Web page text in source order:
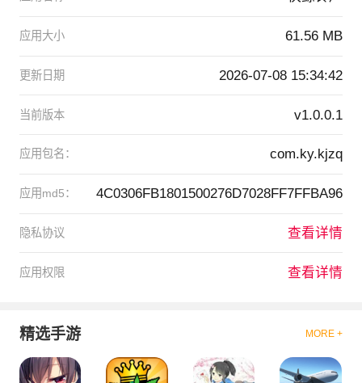
应用大小 61.56 MB
更新日期 2026-07-08 15:34:42
当前版本 v1.0.0.1
应用包名： com.ky.kjzq
应用md5： 4C0306FB1801500276D7028FF7FFBA96
隐私协议 查看详情
应用权限 查看详情
精选手游 MORE +